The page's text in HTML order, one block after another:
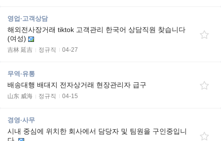
영업·고객상담
해외전사장거래 tiktok 고객관리 한국어 상담직원 찾습니다
(여성)
吉林 延吉 정규직 04-27
무역·유통
배송대행 배대지 전자상거래 현장관리자 급구
山东 威海 정규직 04-15
경영·사무
시내 중심에 위치한 회사에서 담당자 및 팀원을 구인중입니